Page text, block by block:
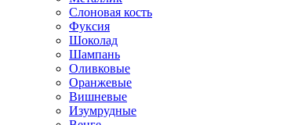
Слоновая кость
Фуксия
Шоколад
Шампань
Оливковые
Оранжевые
Вишневые
Изумрудные